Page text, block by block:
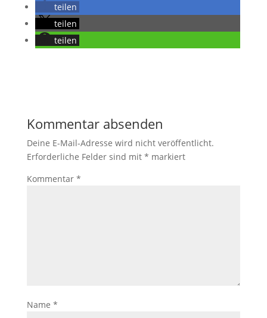
teilen
teilen
teilen
Kommentar absenden
Deine E-Mail-Adresse wird nicht veröffentlicht.
Erforderliche Felder sind mit * markiert
Kommentar *
Name *